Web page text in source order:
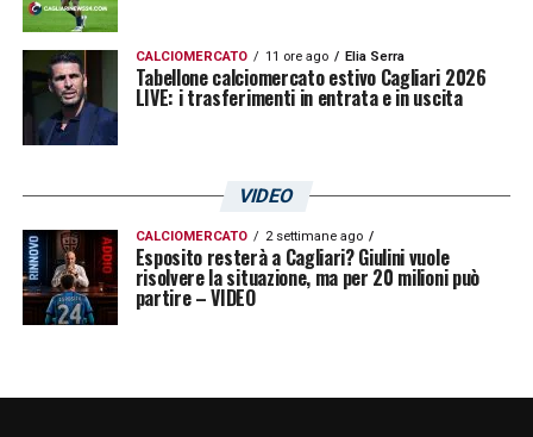
CALCIOMERCATO 11 ore ago Elia Serra
Tabellone calciomercato estivo Cagliari 2026
LIVE: i trasferimenti in entrata e in uscita
VIDEO
CALCIOMERCATO 2 settimane ago
Esposito resterà a Cagliari? Giulini vuole
risolvere la situazione, ma per 20 milioni può
partire – VIDEO